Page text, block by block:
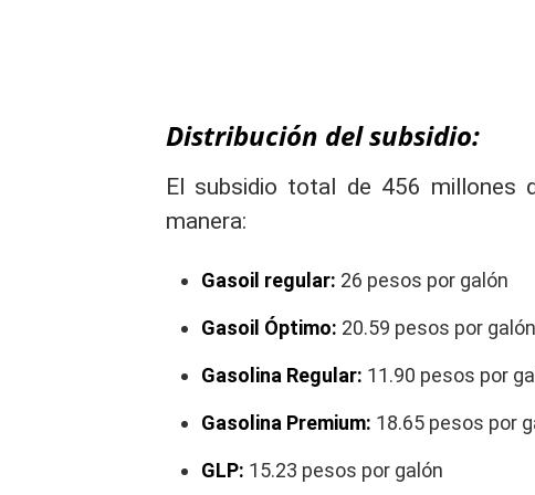
Distribución del subsidio:
El subsidio total de 456 millones
manera:
Gasoil regular: 26 pesos por galón
Gasoil Óptimo: 20.59 pesos por galón
Gasolina Regular: 11.90 pesos por
Gasolina Premium: 18.65 pesos por
GLP: 15.23 pesos por galón